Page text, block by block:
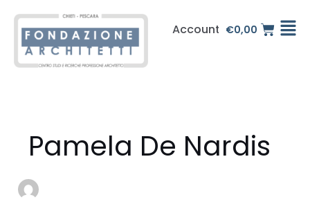
contenuto
Account €0,00
Pamela De Nardis